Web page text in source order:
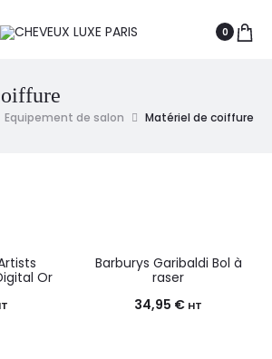
0
Equipement de salon Matériel de coiffure
Or
Barburys Garibaldi Bol à
raser
34,95 € HT